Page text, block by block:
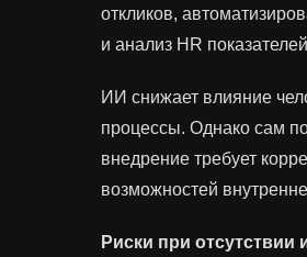
откликов,
и анализ HR
ИИ снижает влияние
процессы. Однако сам
внедрение требует
возможностей
Риски при отсутствии